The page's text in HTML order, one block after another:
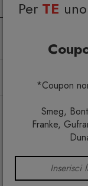
Per TE uno
*Coupon
Smeg,
Franke,